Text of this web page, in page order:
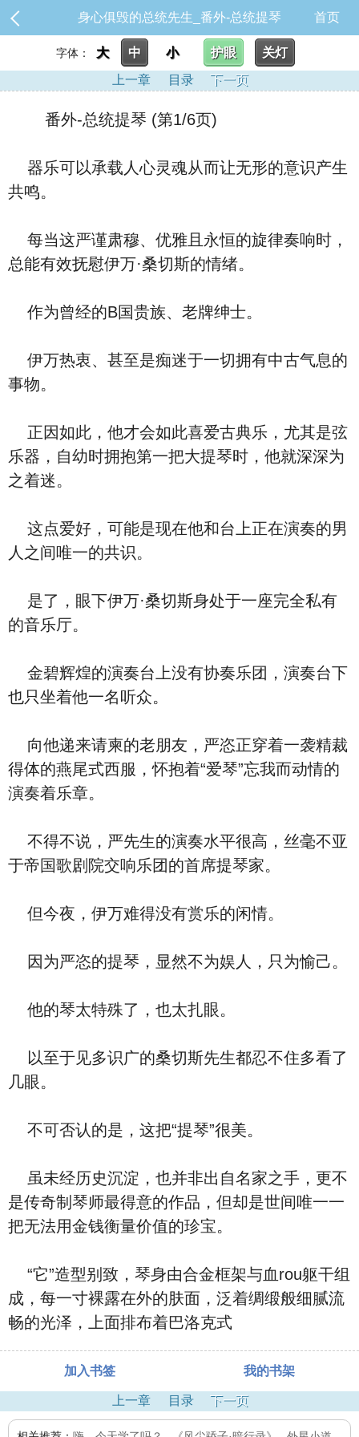
身心俱毁的总统先生_番外-总统提琴 首页
字体： 大 中 小 护眼
关灯
上一章
目录 下一页
番外-总统提琴 (第1/6页)
器乐可以承载人心灵魂从而让无形的意识产生
共鸣。
每当这严谨肃穆、优雅且永恒的旋律奏响时，
总能有效抚慰伊万·桑切斯的情绪。
作为曾经的B国贵族、老牌绅士。
伊万热衷、甚至是痴迷于一切拥有中古气息的
事物。
正因如此，他才会如此喜爱古典乐，尤其是弦
乐器，自幼时拥抱第一把大提琴时，他就深深为
之着迷。
这点爱好，可能是现在他和台上正在演奏的男
人之间唯一的共识。
是了，眼下伊万·桑切斯身处于一座完全私有
的音乐厅。
金碧辉煌的演奏台上没有协奏乐团，演奏台下
也只坐着他一名听众。
向他递来请柬的老朋友，严恣正穿着一袭精裁
得体的燕尾式西服，怀抱着“爱琴”忘我而动情的
演奏着乐章。
不得不说，严先生的演奏水平很高，丝毫不亚
于帝国歌剧院交响乐团的首席提琴家。
但今夜，伊万难得没有赏乐的闲情。
因为严恣的提琴，显然不为娱人，只为愉己。
他的琴太特殊了，也太扎眼。
以至于见多识广的桑切斯先生都忍不住多看了
几眼。
不可否认的是，这把“提琴”很美。
虽未经历史沉淀，也并非出自名家之手，更不
是传奇制琴师最得意的作品，但却是世间唯一一
把无法用金钱衡量价值的珍宝。
“它”造型别致，琴身由合金框架与血rou躯干组
成，每一寸裸露在外的肤面，泛着绸缎般细腻流
畅的光泽，上面排布着巴洛克式
加入书签 我的书架
上一章 目录 下一页